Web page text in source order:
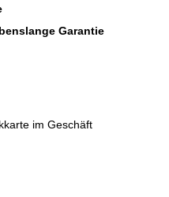
Garantie
im Geschäft